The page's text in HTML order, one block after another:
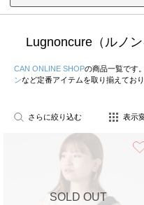
Lugnoncure（ルノ
CAN ONLINE SHOPの商品一覧です。
ンなど定番アイテムを取り揃えており
さらに絞り込む 表示
SOLD OUT